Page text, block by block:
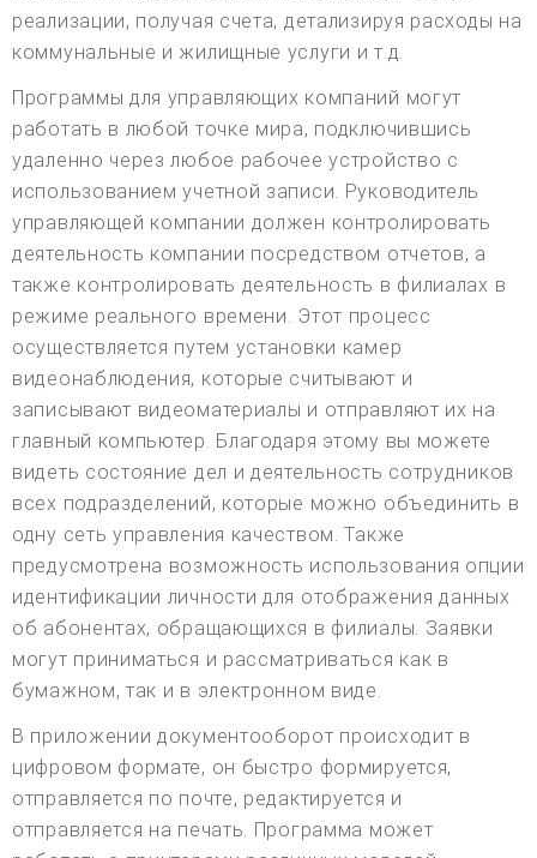
реализации, получая счета, детализируя расходы на
коммунальные и жилищные услуги и т.д.
Программы для управляющих компаний могут
работать в любой точке мира, подключившись
удаленно через любое рабочее устройство с
использованием учетной записи. Руководитель
управляющей компании должен контролировать
деятельность компании посредством отчетов, а
также контролировать деятельность в филиалах в
режиме реального времени. Этот процесс
осуществляется путем установки камер
видеонаблюдения, которые считывают и
записывают видеоматериалы и отправляют их на
главный компьютер. Благодаря этому вы можете
видеть состояние дел и деятельность сотрудников
всех подразделений, которые можно объединить в
одну сеть управления качеством. Также
предусмотрена возможность использования опции
идентификации личности для отображения данных
об абонентах, обращающихся в филиалы. Заявки
могут приниматься и рассматриваться как в
бумажном, так и в электронном виде.
В приложении документооборот происходит в
цифровом формате, он быстро формируется,
отправляется по почте, редактируется и
отправляется на печать. Программа может